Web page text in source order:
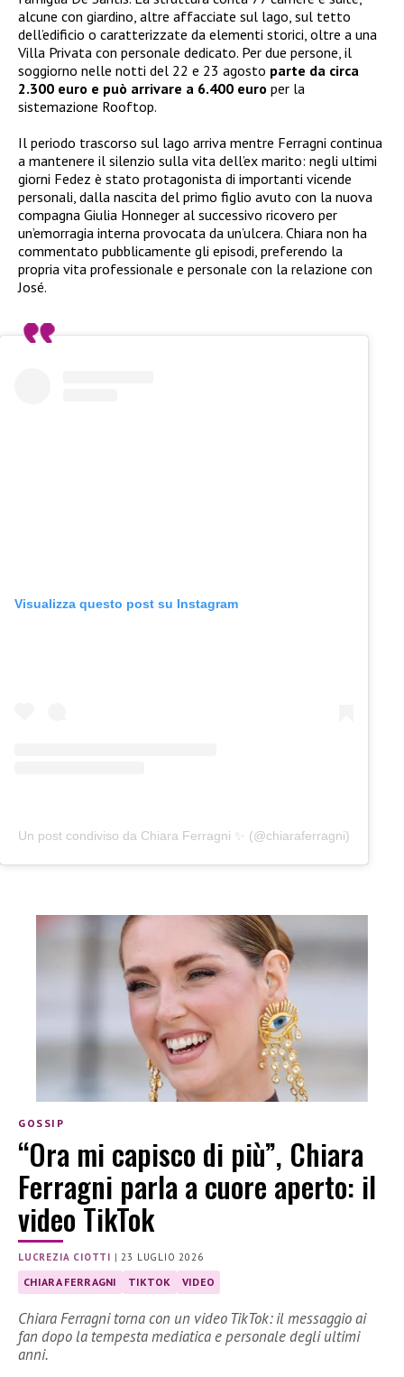
alcune con giardino, altre affacciate sul lago, sul tetto
dell’edificio o caratterizzate da elementi storici, oltre a una
Villa Privata con personale dedicato. Per due persone, il
soggiorno nelle notti del 22 e 23 agosto parte da circa
2.300 euro e può arrivare a 6.400 euro per la
sistemazione Rooftop.
Il periodo trascorso sul lago arriva mentre Ferragni continua
a mantenere il silenzio sulla vita dell’ex marito: negli ultimi
giorni Fedez è stato protagonista di importanti vicende
personali, dalla nascita del primo figlio avuto con la nuova
compagna Giulia Honneger al successivo ricovero per
un’emorragia interna provocata da un’ulcera. Chiara non ha
commentato pubblicamente gli episodi, preferendo la
propria vita professionale e personale con la relazione con
José.
Visualizza questo post su Instagram
Un post condiviso da Chiara Ferragni ✨ (@chiaraferragni)
GOSSIP
“Ora mi capisco di più”, Chiara
Ferragni parla a cuore aperto: il
video TikTok
LUCREZIA CIOTTI |23 LUGLIO 2026
CHIARA FERRAGNI TIKTOK VIDEO
Chiara Ferragni torna con un video TikTok: il messaggio ai
fan dopo la tempesta mediatica e personale degli ultimi
anni.